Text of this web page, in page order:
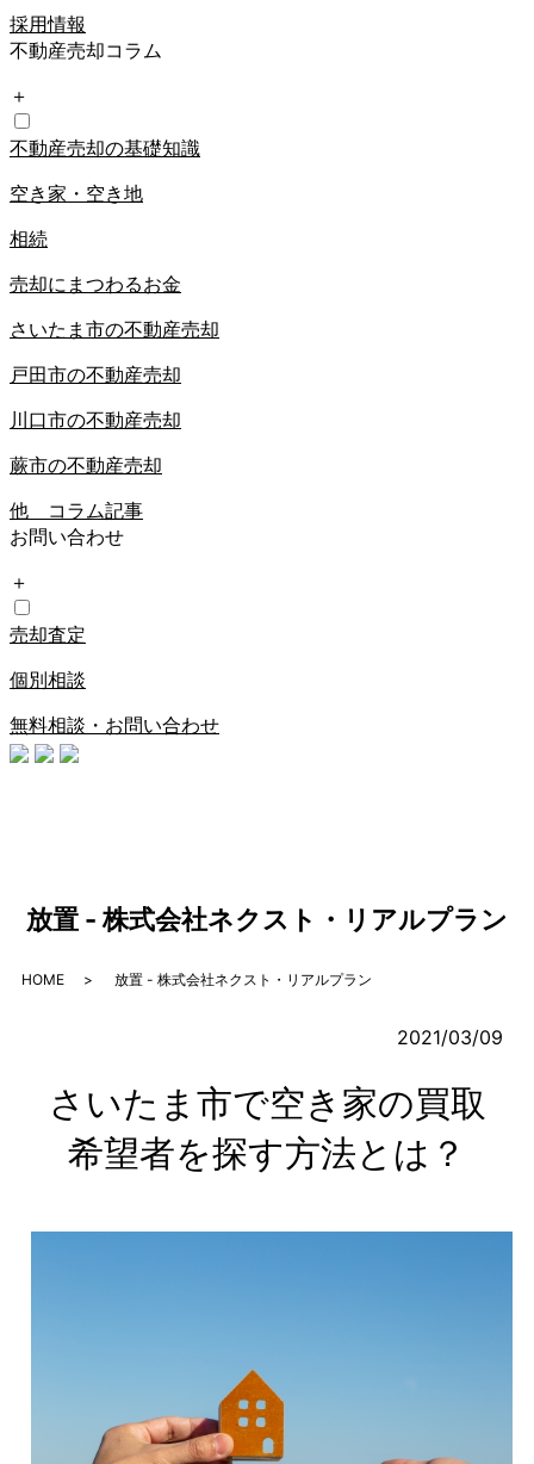
採用情報
不動産売却コラム
＋
不動産売却の基礎知識
空き家・空き地
相続
売却にまつわるお金
さいたま市の不動産売却
戸田市の不動産売却
川口市の不動産売却
蕨市の不動産売却
他 コラム記事
お問い合わせ
＋
売却査定
個別相談
無料相談・お問い合わせ
放置 - 株式会社ネクスト・リアルプラン
HOME 放置 - 株式会社ネクスト・リアルプラン
2021/03/09
さいたま市で空き家の買取
希望者を探す方法とは？